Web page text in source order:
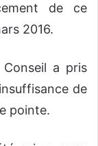
de ce
2016.
Conseil a pris
de
pointe.